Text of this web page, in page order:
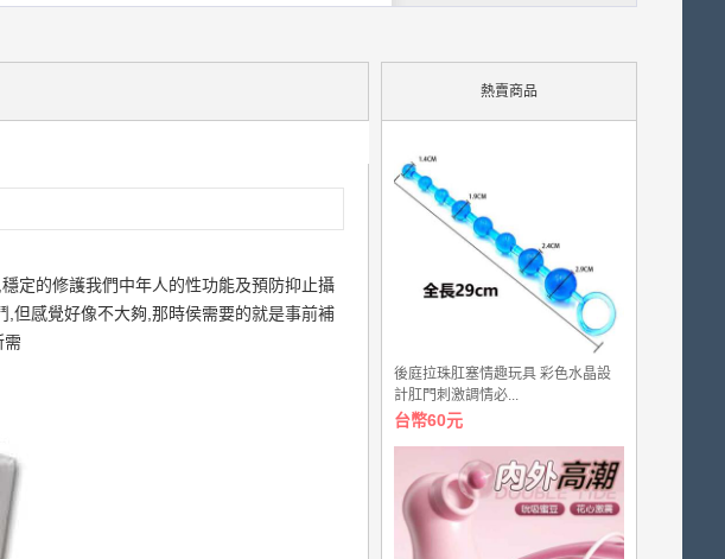
定的修護我們中年人的性功能及預防抑止攝
但感覺好像不大夠,那時侯需要的就是事前補
需
熱賣商品
後庭拉珠肛塞情趣玩具 彩色水晶設
計肛門刺激調情必...
台幣60元